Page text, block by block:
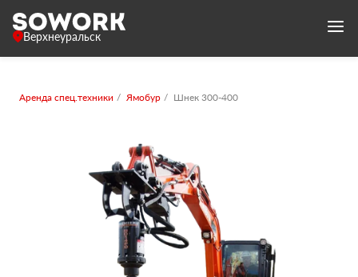
Верхнеуральск
Аренда спец.техники Ямобур Шнек 300-400